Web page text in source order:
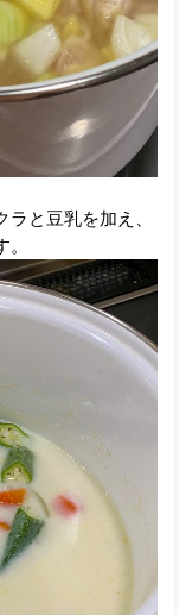
と豆乳を加え、